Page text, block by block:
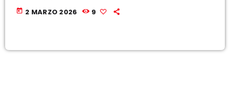
today 2 MARZO 2026 9